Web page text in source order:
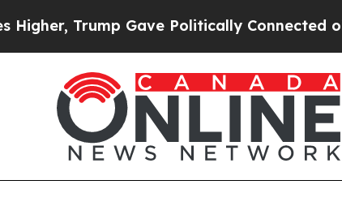
Gave Politically Connected oil